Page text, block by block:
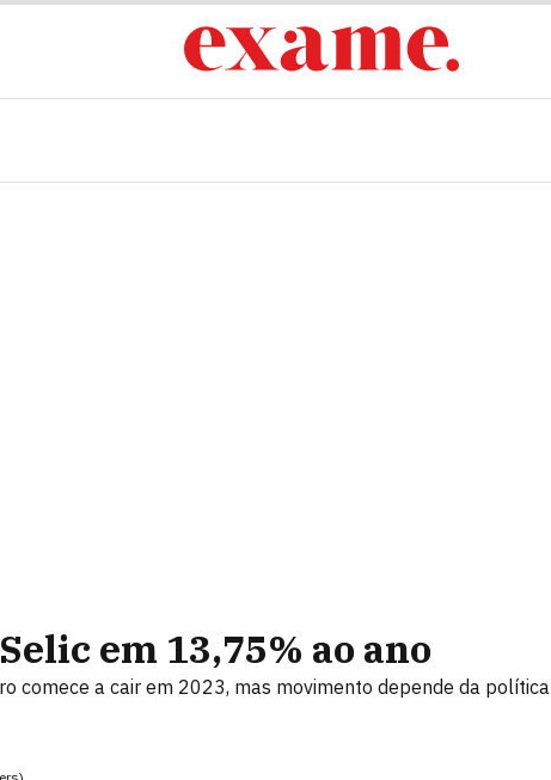
em 13,75% ao ano
comece a cair em 2023, mas movimento depende da política